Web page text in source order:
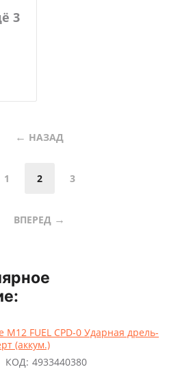
3
НАЗАД
1 2 3
ВПЕРЕД
M12 FUEL CPD-0 Ударная дрель-
(аккум.)
КОД: 4933440380